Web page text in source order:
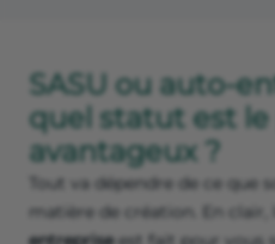
SASU ou auto-
quel statut est le
avantageux ?
Tout va dépendre de ce que
matière de création. En clair,